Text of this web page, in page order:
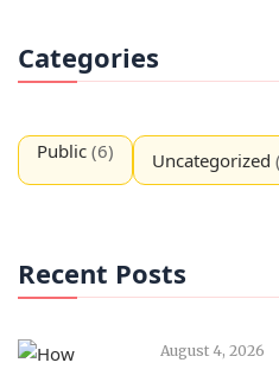
Categories
Public (6) Uncategorized
Recent Posts
August 4, 2026